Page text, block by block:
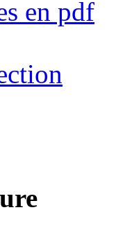
en pdf